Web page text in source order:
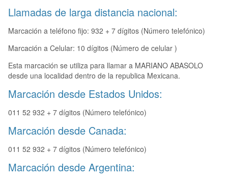
Llamadas de larga distancia nacional:
Marcación a teléfono fijo: 932 + 7 dígitos (Número telefónico)
Marcación a Celular: 10 dígitos (Número de celular )
Esta marcación se utiliza para llamar a MARIANO ABASOLO
desde una localidad dentro de la republica Mexicana.
Marcación desde Estados Unidos:
011 52 932 + 7 dígitos (Número telefónico)
Marcación desde Canada:
011 52 932 + 7 dígitos (Número telefónico)
Marcación desde Argentina: